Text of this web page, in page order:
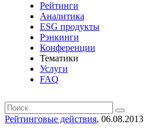
Рейтинги
Аналитика
ESG продукты
Рэнкинги
Конференции
Тематики
Услуги
FAQ
Рейтинговые действия, 06.08.2013